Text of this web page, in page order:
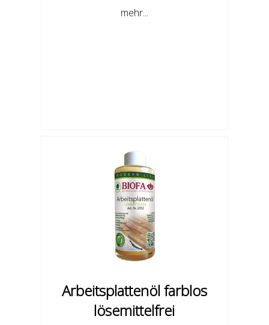
mehr...
Arbeitsplattenöl farblos
lösemittelfrei